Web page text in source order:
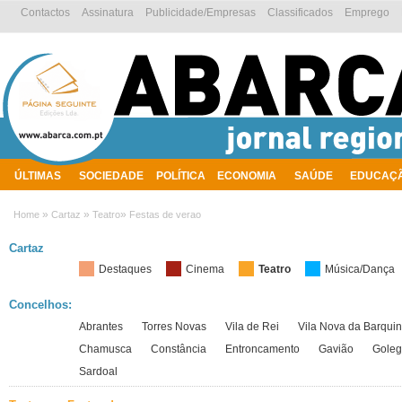
ÚLTIMAS SOCIEDADE POLÍTICA ECONOMIA SAÚDE
Emprego
Classificados
Publicidade/Empresas
Assinatura
Contactos
Home » Cartaz » Teatro» Festas de verao
Cartaz
Destaques Cinema Teatro Música/Dança
Concelhos:
Abrantes Torres Novas Vila de Rei
Vila Nova da
Chamusca
Constância Entroncamento Gavião
Sardoal